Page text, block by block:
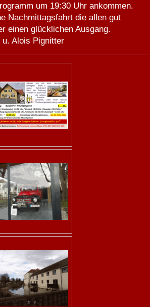
um 19:30 Uhr ankommen.
Nachmittagsfahrt die allen gut
einen glücklichen Ausgang.
u. Alois Pignitter